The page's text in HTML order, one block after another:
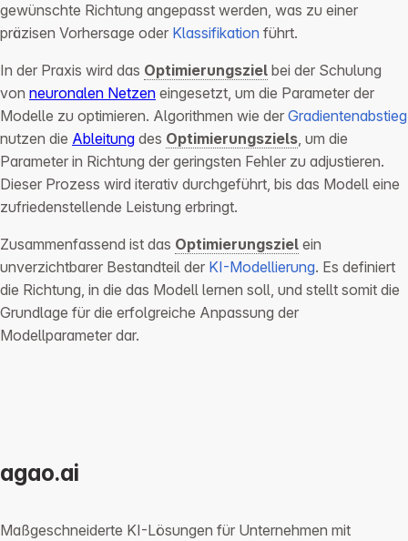
gewünschte Richtung angepasst werden, was zu einer
präzisen Vorhersage oder Klassifikation führt.
In der Praxis wird das Optimierungsziel bei der Schulung
von neuronalen Netzen eingesetzt, um die Parameter der
Modelle zu optimieren. Algorithmen wie der Gradientenabstieg
nutzen die Ableitung des Optimierungsziels, um die
Parameter in Richtung der geringsten Fehler zu adjustieren.
Dieser Prozess wird iterativ durchgeführt, bis das Modell eine
zufriedenstellende Leistung erbringt.
Zusammenfassend ist das Optimierungsziel ein
unverzichtbarer Bestandteil der KI-Modellierung. Es definiert
die Richtung, in die das Modell lernen soll, und stellt somit die
Grundlage für die erfolgreiche Anpassung der
Modellparameter dar.
agao.ai
Maßgeschneiderte KI-Lösungen für Unternehmen mit